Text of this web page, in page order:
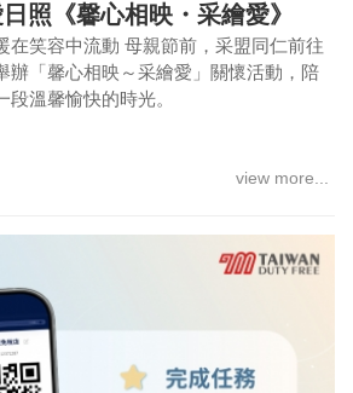
照《馨心相映・采繪愛》
在笑容中流動 母親節前，采盟同仁前往
辦「馨心相映～采繪愛」關懷活動，陪
溫馨愉快的時光。
view more...